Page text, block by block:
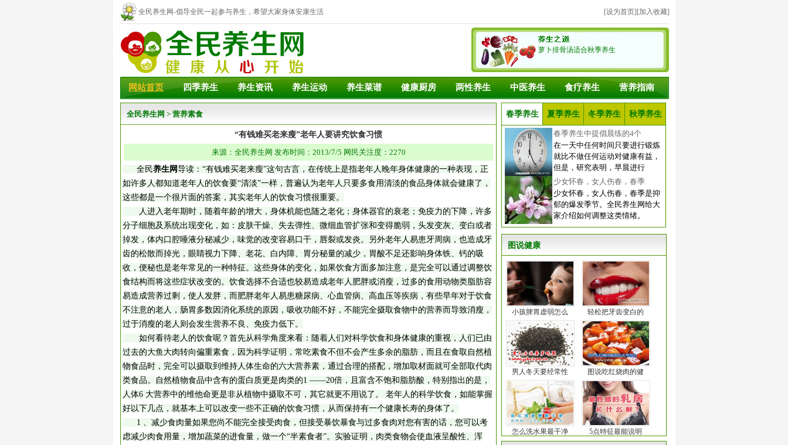
全民养生网-倡导全民一起参与养生，希望大家身体安康生活
幸福！
[设为首页][加入收藏]
萝卜排骨汤适合秋季养生
网站首页 四季养生 养生资讯 养生运动 养生菜谱 健康厨房 两性养生 中医养生 食疗养生 营养指南
全民养生网 > 营养素食
“有钱难买老来瘦”老年人要讲究饮食习惯
来源：全民养生网 发布时间：2013/7/5 网民关注度：2270
全民养生网导读：“有钱难买老来瘦”这句古言，在传统上是指老年人晚年身体健康的一种表现，正
如许多人都知道老年人的饮食要“清淡”一样，普遍认为老年人只要多食用清淡的食品身体就会健康了，
这些都是一个很片面的答案，其实老年人的饮食习惯很重要。
人进入老年期时，随着年龄的增大，身体机能也随之老化；身体器官的衰老；免疫力的下降，许多
分子细胞及系统出现变化，如：皮肤干燥、失去弹性、微细血管扩张和变得脆弱，头发变灰、变白或者
掉发，体内口腔唾液分秘减少，味觉的改变容易口干，唇裂或发炎。另外老年人易患牙周病，也造成牙
齿的松散而掉光，眼睛视力下降、老花、白内障、胃分秘量的减少，胃酸不足还影响身体铁、钙的吸
收，便秘也是老年常见的一种特征。这些身体的变化，如果饮食方面多加注意，是完全可以通过调整饮
食结构而将这些症状改变的。饮食选择不合适也较易造成老年人肥胖或消瘦，过多的食用动物类脂肪容
易造成营养过剩，使人发胖，而肥胖老年人易患糖尿病、心血管病、高血压等疾病，有些早年对于饮食
不注意的老人，肠胃多数因消化系统的原因，吸收功能不好，不能完全摄取食物中的营养而导致消瘦，
过于消瘦的老人则会发生营养不良、免疫力低下。
如何看待老人的饮食呢？首先从科学角度来看：随着人们对科学饮食和身体健康的重视，人们已由
过去的大鱼大肉转向偏重素食，因为科学证明，常吃素食不但不会产生多余的脂肪，而且在食取自然植
物食品时，完全可以摄取到维持人体生命的六大营养素，通过合理的搭配，增加取材面就可全部取代肉
类食品。自然植物食品中含有的蛋白质更是肉类的1 ——20倍，且富含不饱和脂肪酸，特别指出的是，
人体6 大营养中的维他命更是非从植物中摄取不可，其它就更不用说了。 老年人的科学饮食，如能掌握
好以下几点，就基本上可以改变一些不正确的饮食习惯，从而保持有一个健康长寿的身体了。
1 、减少食肉量如果您尚不能完全接受肉食，但接受暴饮暴食与过多食肉对您有害的话，您可以考
虑减少肉食用量，增加蔬菜的进食量，做一个“半素食者”。实验证明，肉类食物会使血液呈酸性、浑
春季养生 夏季养生 冬季养生 秋季养生
春季养生中提倡晨练的4个
在一天中任何时间只要进行锻炼
就比不做任何运动对健康有益，
但是，研究表明，早晨进行
少女怀春，女人伤春，春季
少女怀春，女人伤春，春季是抑
郁的爆发季节。全民养生网给大
家介绍如何调整这类情绪。
图说健康
小孩脾胃虚弱怎么 轻松把牙齿变白的
男人冬天要经常性 图说吃红烧肉的健
怎么洗水果最干净 5点特征最能说明